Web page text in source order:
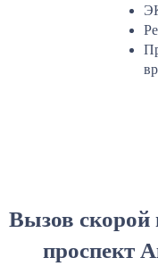
Вызов
проспект